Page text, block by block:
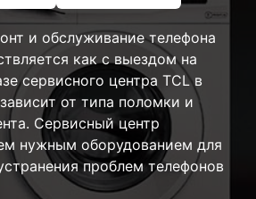
и обслуживание телефона
как с выездом на
сервисного центра TCL в
от типа поломки и
Сервисный центр
нужным оборудованием для
проблем телефонов